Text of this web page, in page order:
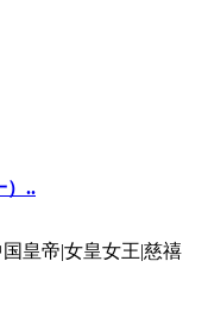
）..
皇帝|女皇女王|慈禧